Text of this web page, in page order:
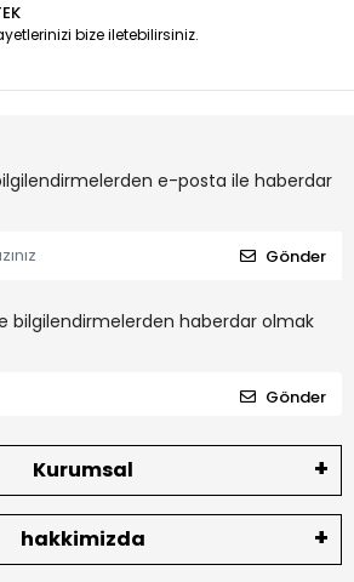
bize iletebilirsiniz.
e-posta ile haberdar
Gönder
bilgilendirmelerden haberdar olmak
Gönder
Kurumsal
hakkimizda